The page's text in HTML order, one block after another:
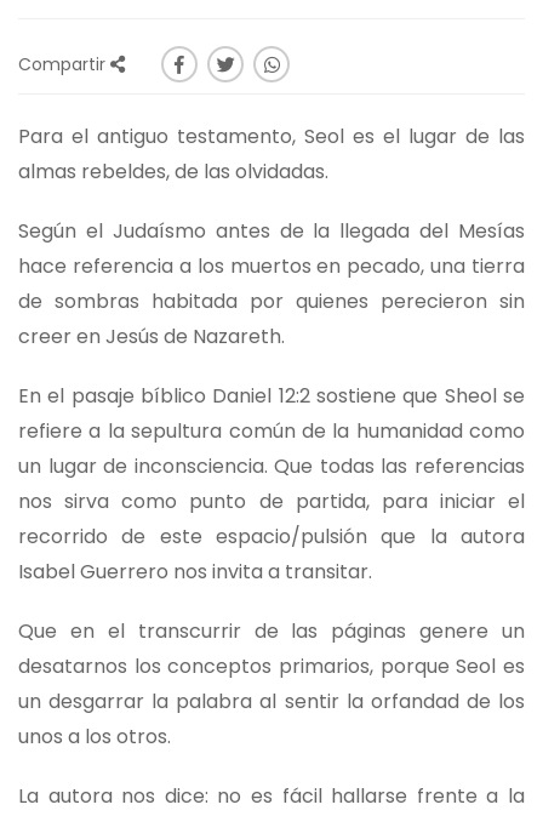
Compartir
Para el antiguo testamento, Seol es el lugar de las
almas rebeldes, de las olvidadas.
Según el Judaísmo antes de la llegada del Mesías
hace referencia a los muertos en pecado, una tierra
de sombras habitada por quienes perecieron sin
creer en Jesús de Nazareth.
En el pasaje bíblico Daniel 12:2 sostiene que Sheol se
refiere a la sepultura común de la humanidad como
un lugar de inconsciencia. Que todas las referencias
nos sirva como punto de partida, para iniciar el
recorrido de este espacio/pulsión que la autora
Isabel Guerrero nos invita a transitar.
Que en el transcurrir de las páginas genere un
desatarnos los conceptos primarios, porque Seol es
un desgarrar la palabra al sentir la orfandad de los
unos a los otros.
La autora nos dice: no es fácil hallarse frente a la